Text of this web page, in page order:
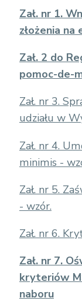
Zał. nr 1.
złożenia
Zał. 2 do
pomoc-de-
Zał. nr 3.
udziału w
Zał. nr 4.
minimis -
Zał. nr 5.
- wzór.
Zał. nr 6.
Zał. nr 7.
kryteriów
naboru